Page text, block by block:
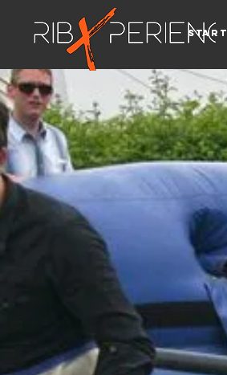
Start